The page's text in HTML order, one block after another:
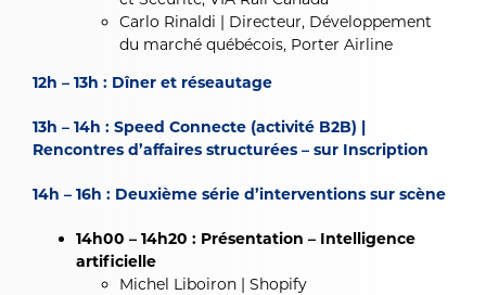
Carlo Rinaldi | Directeur, Développement
du marché québécois, Porter Airline
12h – 13h : Dîner et réseautage
13h – 14h : Speed Connecte (activité B2B) |
Rencontres d’affaires structurées – sur Inscription
14h – 16h : Deuxième série d’interventions sur scène
14h00 – 14h20 : Présentation – Intelligence
artificielle
Michel Liboiron | Shopify